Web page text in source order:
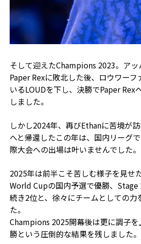
そして迎えたChampions 2023。ア
Paper Rexに敗北した後、ロウワーフ
いるLOUDを下し、決勝でPaper Rex
しました。
しかし2024年、再びEthanに苦境が
へと帰還したこの年は、国内リーグ
際大会への出場は叶いませんでした。
2025年は前半こそ苦しむ様子を見せ
World Cupの国内予選で優勝、Stage
続き2位と、徐々にチームとしての力
た。
Champions 2025開幕後は更に調子を
勝という圧倒的な結果を残しました。